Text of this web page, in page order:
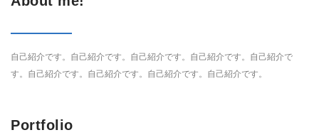
自己紹介です。自己紹介です。自己紹介です。自己紹介です。自己紹介で
す。自己紹介です。自己紹介です。自己紹介です。自己紹介です。
Portfolio